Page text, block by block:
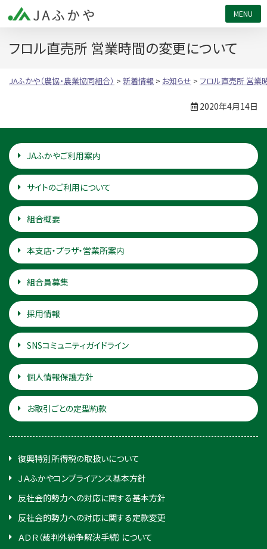
フロル直売所 営業時間の変更について
JAふかや（農協・農業協同組合） > 新着情報 > お知らせ > フロル直売所 営業
2020年4月14日
JAふかやご利用案内
サイトのご利用について
組合概要
本支店・プラザ・営業所案内
組合員募集
採用情報
SNSコミュニティガイドライン
個人情報保護方針
お取引ごとの定型約款
復興特別所得税の取扱いについて
ＪＡふかやコンプライアンス基本方針
反社会的勢力への対応に関する基本方針
反社会的勢力への対応に関する定款変更
ＡＤＲ（裁判外紛争解決手続）について